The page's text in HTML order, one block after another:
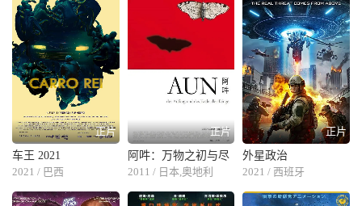
正片
车王 2021
2021 / 巴西
正片
阿吽：万物之初与尽
2011 / 日本,奥地利
正片
外星政治
2021 / 西班牙